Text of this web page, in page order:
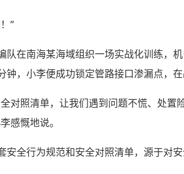
”
队在南海某海域组织一场实战化训练，
，小李便成功锁定管路接口渗漏点，在
对照清单，让我们遇到问题不慌、处
感慨地说。
全行为规范和安全对照清单，源于对安